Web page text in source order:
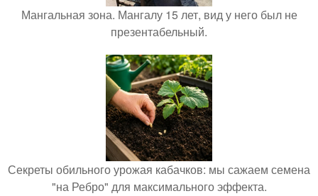
Мангальная зона. Мангалу 15 лет, вид у него был не
презентабельный.
Секреты обильного урожая кабачков: мы сажаем семена
"на Ребро" для максимального эффекта.